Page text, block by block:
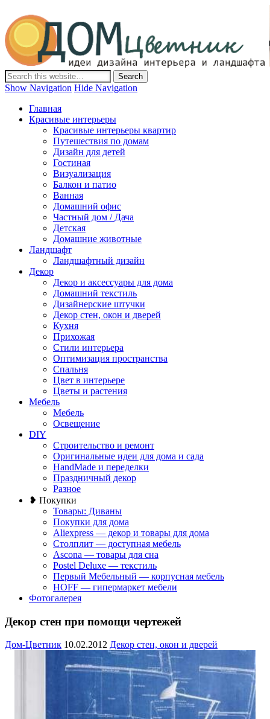
Дом-Цветник
Дизайн интерьера и ландшафта, декор и обустройство дома.
Идеи со всего мира.
Show Navigation Hide Navigation
Главная
Красивые интерьеры
Красивые интерьеры квартир
Путешествия по домам
Дизайн для детей
Гостиная
Визуализация
Балкон и патио
Ванная
Домашний офис
Частный дом / Дача
Детская
Домашние животные
Ландшафт
Ландшафтный дизайн
Декор
Декор и аксессуары для дома
Домашний текстиль
Дизайнерские штучки
Декор стен, окон и дверей
Кухня
Прихожая
Стили интерьера
Оптимизация пространства
Спальня
Цвет в интерьере
Цветы и растения
Мебель
Мебель
Освещение
DIY
Строительство и ремонт
Оригинальные идеи для дома и сада
HandMade и переделки
Праздничный декор
Разное
❥ Покупки
Товары: Диваны
Покупки для дома
Aliexpress — декор и товары для дома
Столплит — доступная мебель
Ascona — товары для сна
Postel Deluxe — текстиль
Первый Мебельный — корпусная мебель
HOFF — гипермаркет мебели
Фотогалерея
Декор стен при помощи чертежей
Дом-Цветник 10.02.2012 Декор стен, окон и дверей